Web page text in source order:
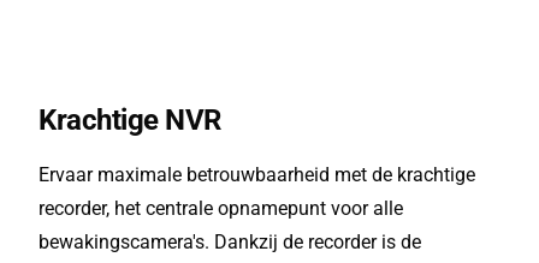
Krachtige NVR
Ervaar maximale betrouwbaarheid met de krachtige
recorder, het centrale opnamepunt voor alle
bewakingscamera's. Dankzij de recorder is de